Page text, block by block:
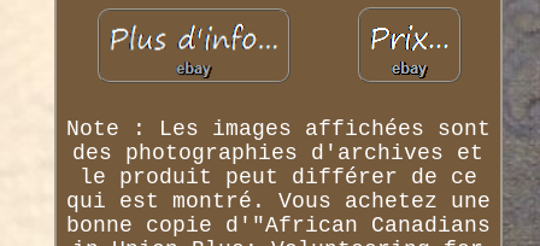
Note : Les images affichées sont
des photographies d'archives et
le produit peut différer de ce
qui est montré. Vous achetez une
bonne copie d'"African Canadians